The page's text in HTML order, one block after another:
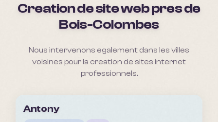
Creation de site web pres de
Bois-Colombes
Nous intervenons egalement dans les villes
voisines pour la creation de sites internet
professionnels.
Antony